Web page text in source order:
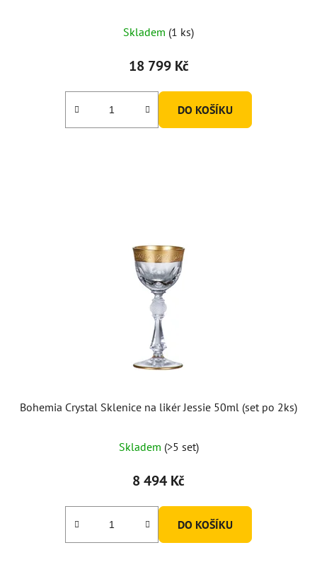
Skladem (1 ks)
18 799 Kč
DO KOŠÍKU
Bohemia Crystal Sklenice na likér Jessie 50ml (set po 2ks)
Skladem (>5 set)
8 494 Kč
DO KOŠÍKU